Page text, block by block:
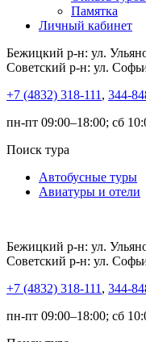
Памятка
Личный кабинет
Бежицкий р-н: ул.
Советский р-н: ул.
+7 (4832) 318-111 , 344-
пн-пт 09:00–18:00; сб
Поиск тура
Автобусные туры
Авиатуры и отели
Бежицкий р-н: ул.
Советский р-н: ул.
+7 (4832) 318-111 , 344-
пн-пт 09:00–18:00; сб